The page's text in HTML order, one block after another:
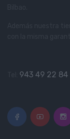
943 49 22 84